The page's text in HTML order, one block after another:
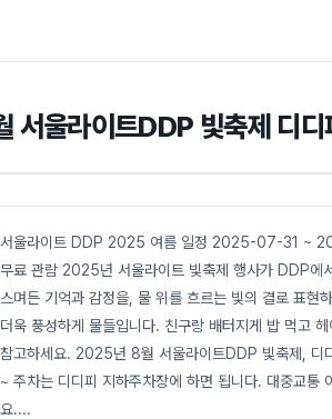
울라이트DDP 빛축제 디디
서울라이트 DDP 2025 여름 일정 2025-07-31 ~
무료 관람 2025년 서울라이트 빛축제 행사가 DDP에
스며든 기억과 감정을, 물 위를 흐르는 빛의 결로 표
더욱 풍성하게 물들입니다. 친구랑 배터지게 밥 먹고
참고하세요. 2025년 8월 서울라이트DDP 빛축제, 디
~ 주차는 디디피 지하주차장에 하면 됩니다. 대중교통
요....